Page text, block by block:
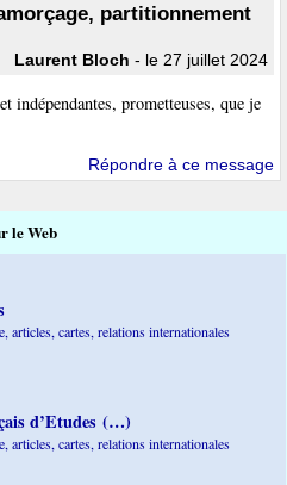
partitionnement
Laurent Bloch - le 27 juillet 2024
prometteuses, que je
Répondre à ce message
le Web
articles, cartes, relations internationales
d’Etudes (…)
articles, cartes, relations internationales